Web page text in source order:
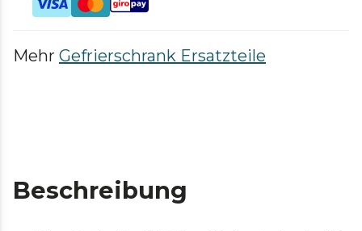
Mehr Gefrierschrank Ersatzteile
Beschreibung